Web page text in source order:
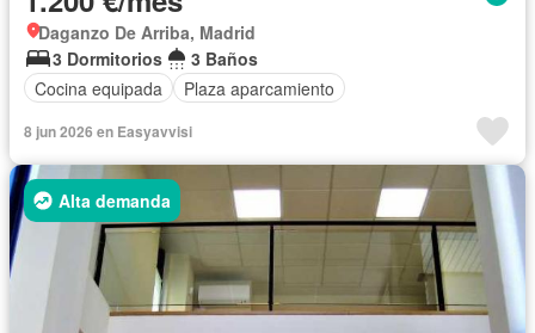
Daganzo De Arriba, Madrid
3 Dormitorios
3 Baños
Cocina equipada
Plaza aparcamiento
8 jun 2026 en Easyavvisi
Alta demanda